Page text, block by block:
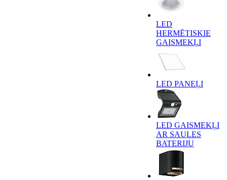
LED
HERMĒTISKIE
GAISMEKĻI
LED PANEĻI
LED GAISMEKĻI
AR SAULES
BATERIJU